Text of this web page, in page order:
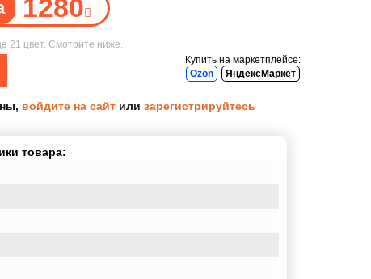
1280
21 цвет. Смотрите ниже.
Купить на маркетплейсе:
Ozon
ЯндексМаркет
войдите на сайт или зарегистрируйтесь
товара: